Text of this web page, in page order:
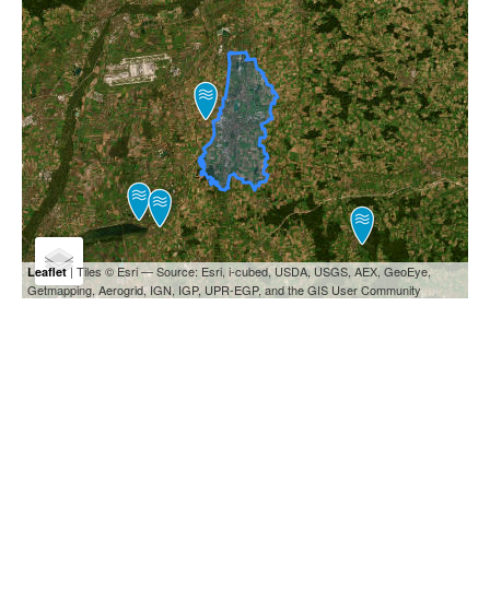
Leaflet| Tiles © Esri — Source: Esri, i-cubed, USDA, USGS, AEX, GeoEye,
Getmapping, Aerogrid, IGN, IGP, UPR-EGP, and the GIS User Community